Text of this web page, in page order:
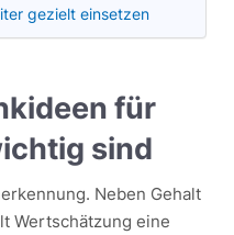
gezielt einsetzen
für
sind
Neben Gehalt
Wertschätzung eine